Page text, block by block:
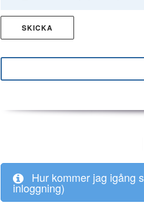
Hur kommer jag igång
inloggning)